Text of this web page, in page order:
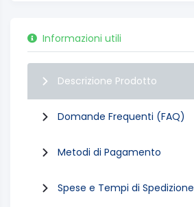
Informazioni utili
Descrizione Prodotto
Domande Frequenti (FAQ)
Metodi di Pagamento
Spese e Tempi di Spedizione